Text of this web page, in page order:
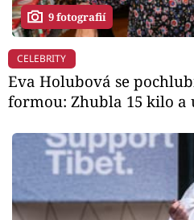
9 fotografií
CELEBRITY
Eva Holubová se
formou: Zhubla 15 kilo a